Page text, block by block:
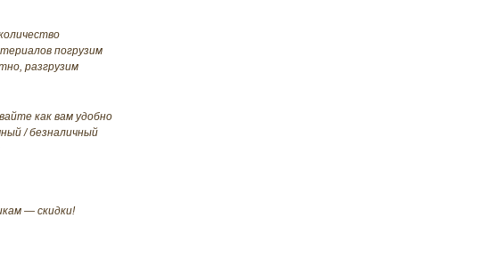
погрузим
разгрузим
как вам удобно
/ безналичный
— скидки!